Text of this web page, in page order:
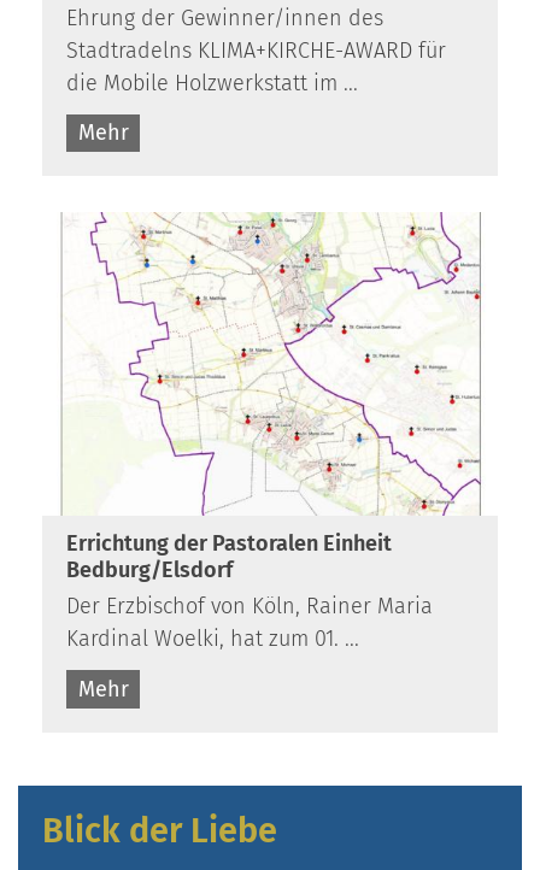
Ehrung der Gewinner/innen des
Stadtradelns KLIMA+KIRCHE-AWARD für
die Mobile Holz­werk­statt im ...
Mehr
Errichtung der Pastoralen Einheit
Bedburg/Elsdorf
Der Erzbischof von Köln, Rainer Maria
Kardinal Woelki, hat zum 01. ...
Mehr
Blick der Liebe